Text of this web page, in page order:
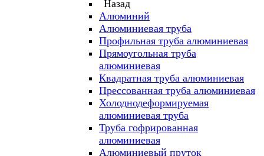
Назад
Алюминий
Алюминиевая труба
Профильная труба алюминиевая
Прямоугольная труба
алюминиевая
Квадратная труба алюминиевая
Прессованная труба алюминиевая
Холоднодеформируемая
алюминиевая труба
Труба гофрированная
алюминиевая
Алюминиевый пруток